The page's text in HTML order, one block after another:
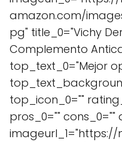
amazon.com/images/
pg" title_0="Vichy
Complemento
top_text_0="Mejor
top_icon_0=""
pros_0="" cons_0=""